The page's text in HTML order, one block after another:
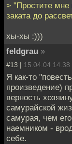
> "Простите
заката до
хы-хы :)))
feldgrau »
#13 | 15.04.04 14:38
Я как-то
произведение)
верность
самурайской
самурая, чем
наемником -
себе.